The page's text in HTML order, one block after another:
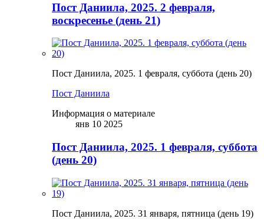
Пост Даниила, 2025. 2 февраля,
воскресенье (день 21)
Пост Даниила, 2025. 1 февраля, суббота (день 20)
Пост Даниила
Информация о материале
янв 10 2025
Пост Даниила, 2025. 1 февраля, суббота
(день 20)
Пост Даниила, 2025. 31 января, пятница (день 19)